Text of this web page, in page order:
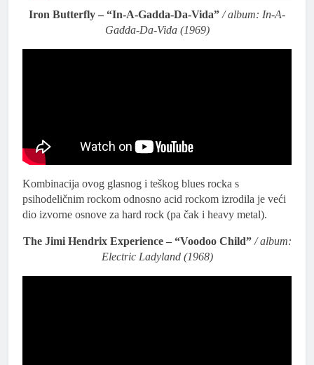
Iron Butterfly – “In-A-Gadda-Da-Vida” / album: In-A-
Gadda-Da-Vida (1969)
Kombinacija ovog glasnog i teškog blues rocka s
psihodeličnim rockom odnosno acid rockom izrodila je veći
dio izvorne osnove za hard rock (pa čak i heavy metal).
The Jimi Hendrix Experience – “Voodoo Child” / album:
Electric Ladyland (1968)